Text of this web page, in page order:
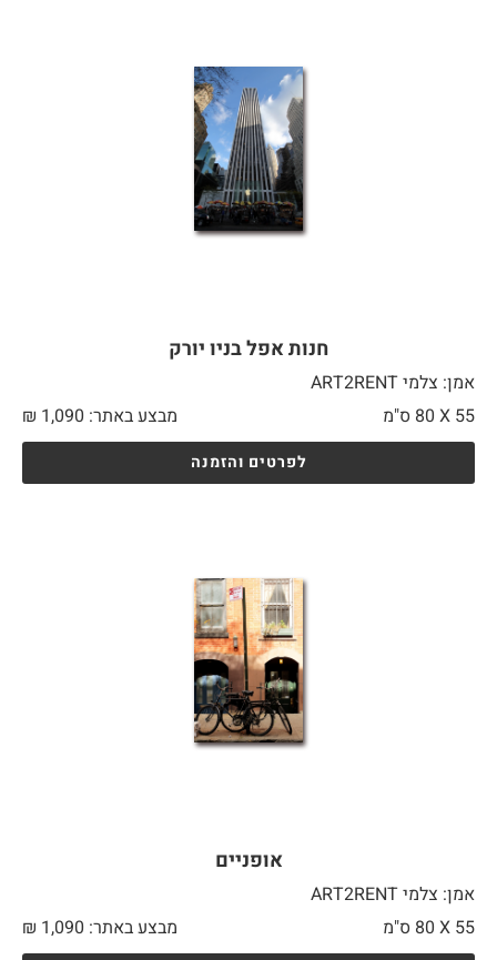
חנות אפל בניו יורק
אמן: צלמי ART2RENT
55 X
מבצע באתר: ₪ 1,090
לפרטים והזמנה
אופניים
אמן: צלמי ART2RENT
55 X
מבצע באתר: ₪ 1,090